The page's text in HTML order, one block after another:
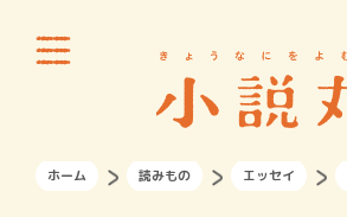
ホーム 読みもの エッセイ